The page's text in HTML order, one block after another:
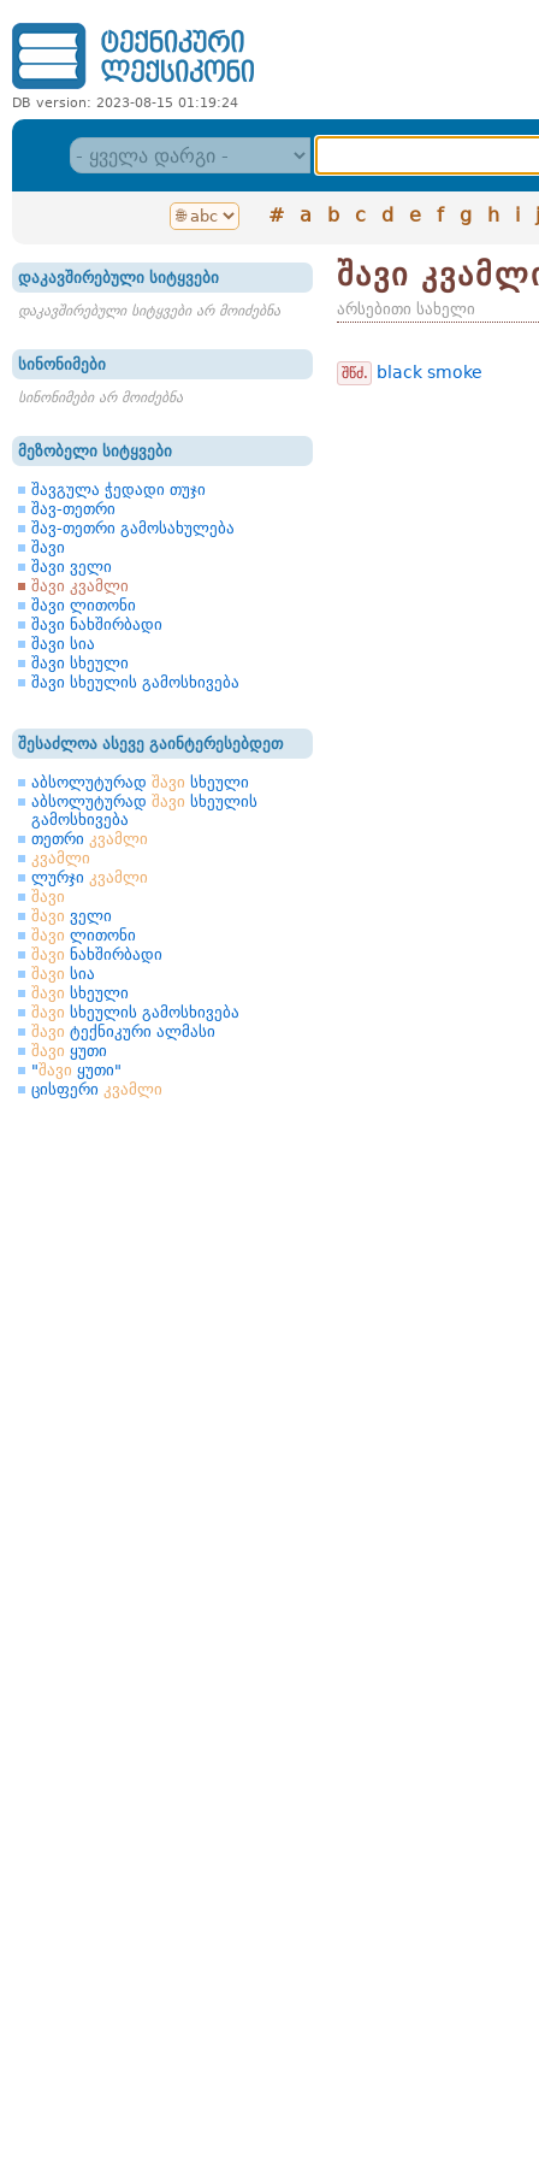
DB version: 2023-08-15 01:19:24
# a b c d e f g h i j
დაკავშირებული სიტყვები
დაკავშირებული სიტყვები არ მოიძებნა
სინონიმები
სინონიმები არ მოიძებნა
მეზობელი სიტყვები
შავგულა ჭედადი თუჯი
შავ-თეთრი
შავ-თეთრი გამოსახულება
შავი
შავი ველი
შავი კვამლი
შავი ლითონი
შავი ნახშირბადი
შავი სია
შავი სხეული
შავი სხეულის გამოსხივება
შესაძლოა ასევე გაინტერესებდეთ
აბსოლუტურად შავი სხეული
აბსოლუტურად შავი სხეულის
გამოსხივება
თეთრი კვამლი
კვამლი
ლურჯი კვამლი
შავი
შავი ველი
შავი ლითონი
შავი ნახშირბადი
შავი სია
შავი სხეული
შავი სხეულის გამოსხივება
შავი ტექნიკური ალმასი
შავი ყუთი
"შავი ყუთი"
ცისფერი კვამლი
შავი
არსებითი სახელი
შწძ. black smoke